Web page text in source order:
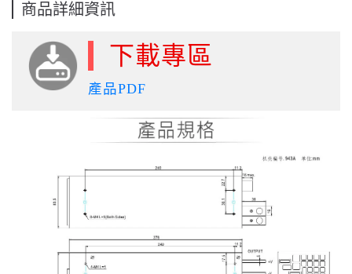
商品詳細資訊
下載專區
產品PDF